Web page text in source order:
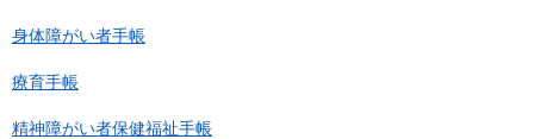
身体障がい者手帳
療育手帳
精神障がい者保健福祉手帳